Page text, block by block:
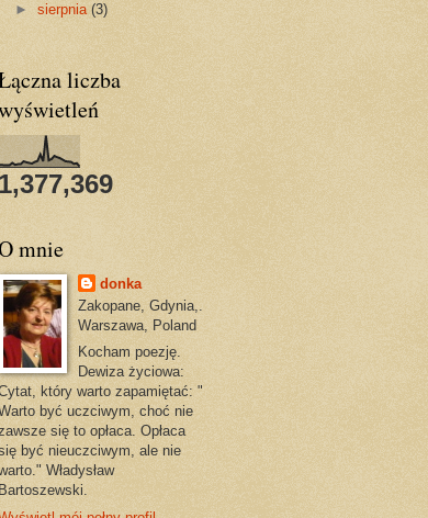
►sierpnia(3)
liczba
1,377,369
mnie
donka
Zakopane, Gdynia,.
Warszawa, Poland
Kocham poezję.
Dewiza życiowa:
który warto zapamiętać: "
być uczciwym, choć nie
się to opłaca. Opłaca
być nieuczciwym, ale nie
Władysław
Bartoszewski.